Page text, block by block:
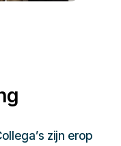
zijn erop